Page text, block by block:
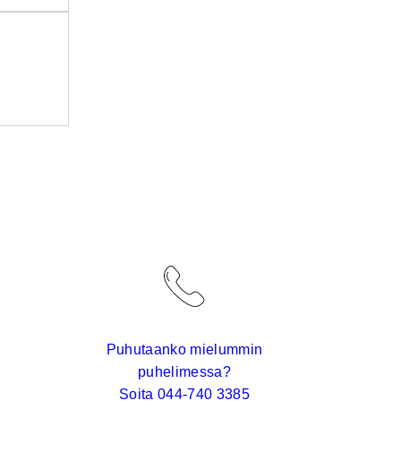
Puhutaanko mielummin
puhelimessa?
Soita 044-740 3385